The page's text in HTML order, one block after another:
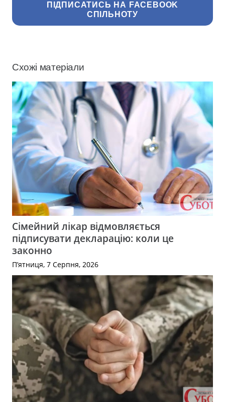
ПІДПИСАТИСЬ НА FACEBOOK
СПІЛЬНОТУ
Схожі матеріали
Сімейний лікар відмовляється
підписувати декларацію: коли це
законно
П’ятниця, 7 Серпня, 2026